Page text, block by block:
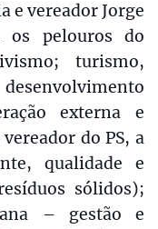
e vereador Jorge
os pelouros do
turismo,
externa e
do PS, a
qualidade e
sólidos);
– gestão e